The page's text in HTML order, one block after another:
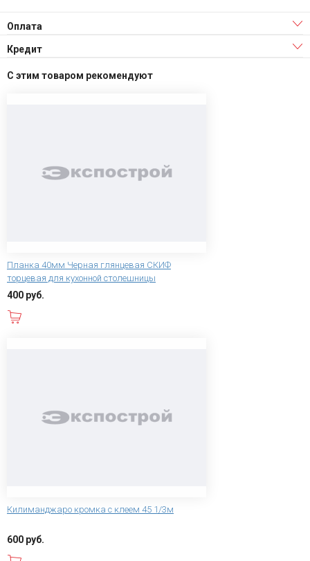
Оплата
Кредит
С этим товаром рекомендуют
Планка 40мм Черная глянцевая СКИФ
торцевая для кухонной столешницы
400 руб.
Килиманджаро кромка с клеем 45 1/3м
600 руб.